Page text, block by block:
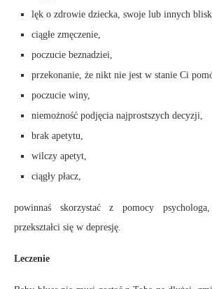
lęk o zdrowie dziecka, swoje lub innych
ciągłe zmęczenie,
poczucie beznadziei,
przekonanie, że nikt nie jest w stanie Ci
poczucie winy,
niemożność podjęcia najprostszych decyzji,
brak apetytu,
wilczy apetyt,
ciągły płacz,
powinnaś skorzystać z pomocy
przekształci się w depresję.
Leczenie